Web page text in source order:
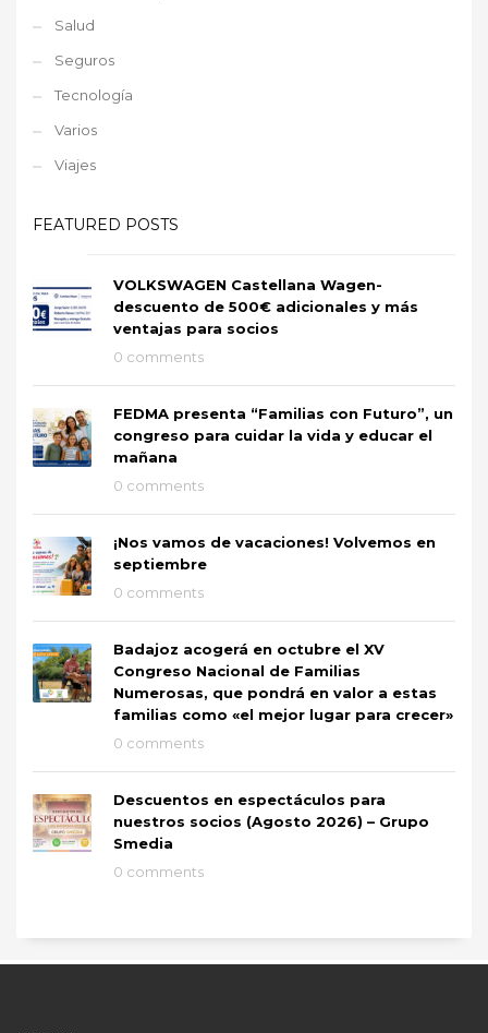
Salud
Seguros
Tecnología
Varios
Viajes
FEATURED POSTS
VOLKSWAGEN Castellana Wagen-
descuento de 500€ adicionales y más
ventajas para socios
0 comments
FEDMA presenta “Familias con Futuro”, un
congreso para cuidar la vida y educar el
mañana
0 comments
¡Nos vamos de vacaciones! Volvemos en
septiembre
0 comments
Badajoz acogerá en octubre el XV
Congreso Nacional de Familias
Numerosas, que pondrá en valor a estas
familias como «el mejor lugar para crecer»
0 comments
Descuentos en espectáculos para
nuestros socios (Agosto 2026) – Grupo
Smedia
0 comments